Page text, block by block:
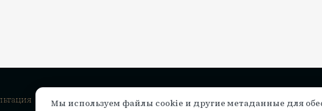
Инструкции по подключению
Мы используем файлы cookie и другие метаданные для